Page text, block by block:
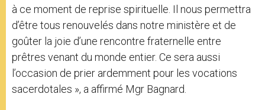
à ce moment de reprise spirituelle. Il nous permettra
d’être tous renouvelés dans notre ministère et de
goûter la joie d’une rencontre fraternelle entre
prêtres venant du monde entier. Ce sera aussi
l’occasion de prier ardemment pour les vocations
sacerdotales », a affirmé Mgr Bagnard.